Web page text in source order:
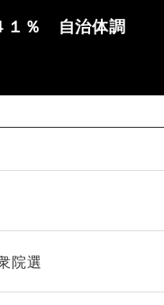
１％ 自治体調
院選